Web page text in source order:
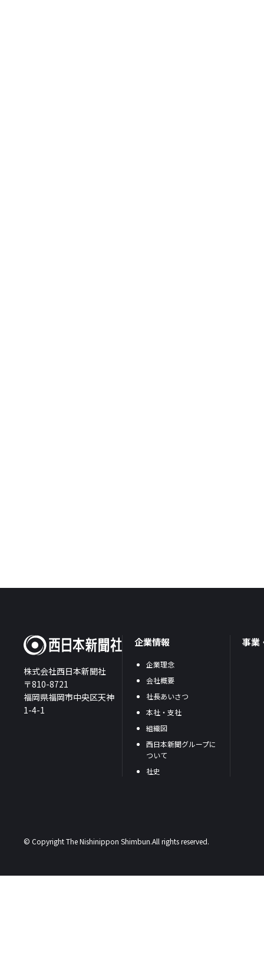
株式会社西日本新聞社
〒810-8721
福岡県福岡市中央区天神
1-4-1
企業情報
企業理念
会社概要
社長あいさつ
本社・支社
組織図
西日本新聞グループに
ついて
社史
事業
© Copyright The Nishinippon Shimbun.All rights reserved.